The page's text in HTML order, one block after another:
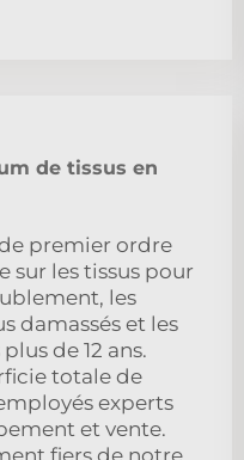
de tissus en
premier ordre
sur les tissus pour
les
damassés et les
de 12 ans.
totale de
experts
et vente.
fiers de notre